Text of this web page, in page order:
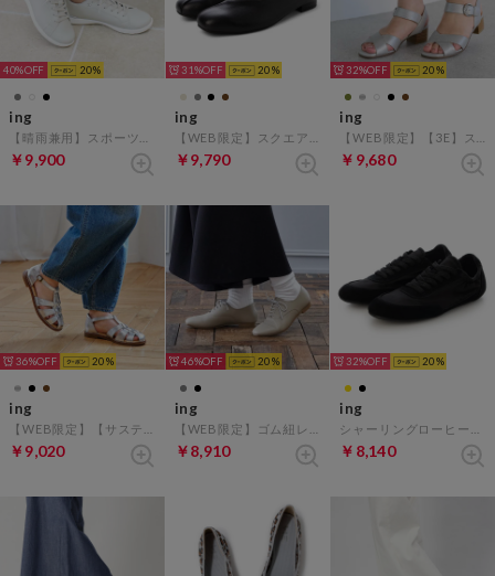
40% 20
ing
￥9,900
31% 20
ing
￥9,790
32% 20
ing
￥9,680
36% 20
ing
￥9,020
46% 20
ing
￥8,910
32% 20
ing
￥8,140